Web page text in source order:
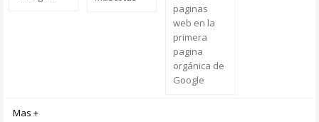
paginas
web en la
primera
pagina
orgánica de
Google
Mas +